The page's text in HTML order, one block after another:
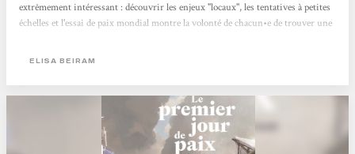
extrêmement intéressant : découvrir les enjeux ''locaux'', les tentatives à petites
échelles et l'essai de paix mondial montre la volonté de chacun•e de trouver une
- autre que le bon sens. J'ai aimé la construction que j'ai trouvé pertinente parce
ELISA BEIRAM